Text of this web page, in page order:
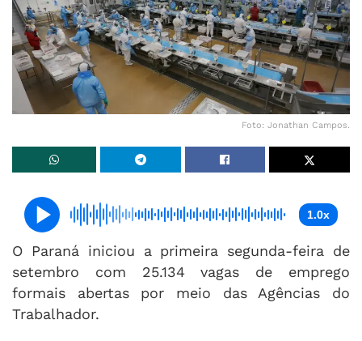
Foto: Jonathan Campos.
1.0x
O Paraná iniciou a primeira segunda-feira de
setembro com 25.134 vagas de emprego
formais abertas por meio das Agências do
Trabalhador.